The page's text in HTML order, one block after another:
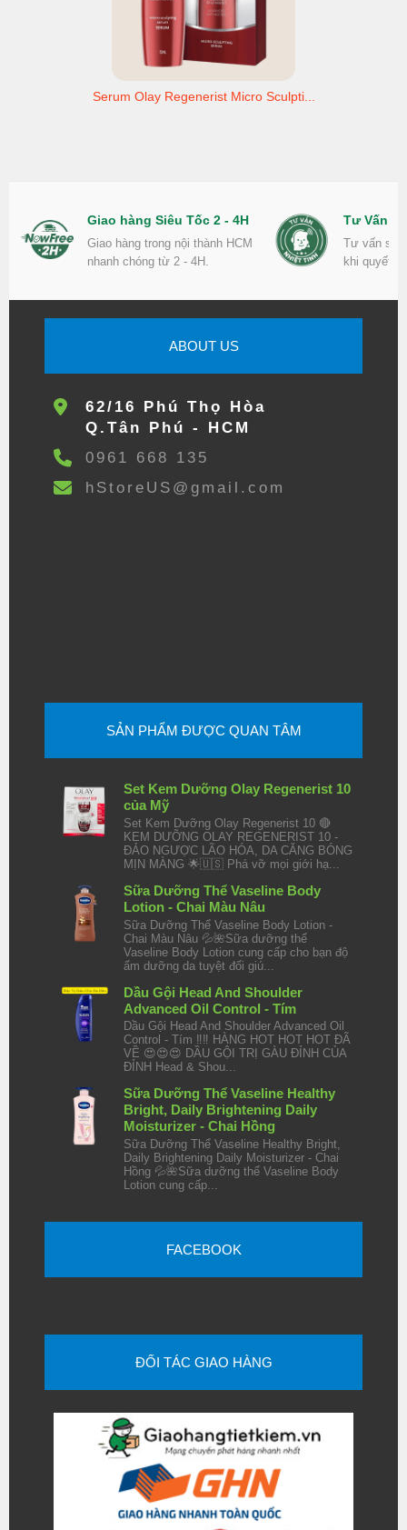
Serum Olay Regenerist Micro Sculpti...
Giao hàng Siêu Tốc 2 - 4H
Giao hàng trong nội thành HCM
nhanh chóng từ 2 - 4H.
Tư Vấn
Tư vấn
khi quyết
ABOUT US
62/16 Phú Thọ Hòa
Q.Tân Phú - HCM
0961 668 135
hStoreUS@gmail.com
SẢN PHẨM ĐƯỢC QUAN TÂM
Set Kem Dưỡng Olay Regenerist 10
của Mỹ
Set Kem Dưỡng Olay Regenerist 10 🔴
KEM DƯỠNG OLAY REGENERIST 10 -
ĐẢO NGƯỢC LÃO HÓA, DA CĂNG BÓNG
MỊN MÀNG 🌟🇺🇸 Phá vỡ mọi giới hạ...
Sữa Dưỡng Thể Vaseline Body
Lotion - Chai Màu Nâu
Sữa Dưỡng Thể Vaseline Body Lotion -
Chai Màu Nâu 💦🌺Sữa dưỡng thể
Vaseline Body Lotion cung cấp cho bạn độ
ẩm dưỡng da tuyệt đối giú...
Dầu Gội Head And Shoulder
Advanced Oil Control - Tím
Dầu Gội Head And Shoulder Advanced Oil
Control - Tím ‼️‼️ HÀNG HOT HOT HOT ĐÃ
VỀ 😍😍😍 DẦU GỘI TRỊ GÀU ĐỈNH CỦA
ĐỈNH Head & Shou...
Sữa Dưỡng Thể Vaseline Healthy
Bright, Daily Brightening Daily
Moisturizer - Chai Hồng
Sữa Dưỡng Thể Vaseline Healthy Bright,
Daily Brightening Daily Moisturizer - Chai
Hồng 💦🌺Sữa dưỡng thể Vaseline Body
Lotion cung cấp...
FACEBOOK
ĐỐI TÁC GIAO HÀNG